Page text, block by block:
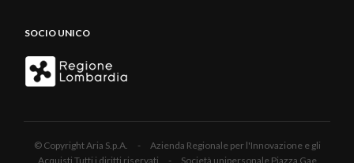
SOCIO UNICO
© Copyright Aria S.p.A. - Azienda Regionale per l'Innovazione e gli
Acquisti Tutti i diritti riservati - Società unipersonale Piazza Gae